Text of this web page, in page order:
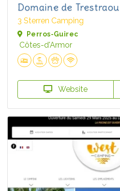
Domaine de Trestraou
3 Sterren Camping
Perros-Guirec
Côtes-d'Armor
Website